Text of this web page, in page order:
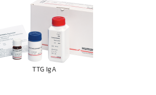
TTG IgA